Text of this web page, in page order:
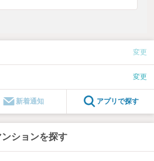
変更
変更
新着通知 アプリで探す
ションを探す